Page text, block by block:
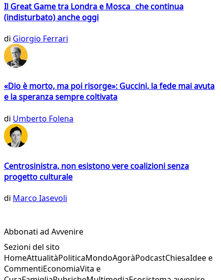
Il Great Game tra Londra e Mosca che continua
(indisturbato) anche oggi
di Giorgio Ferrari
«Dio è morto, ma poi risorge»: Guccini, la fede mai avuta
e la speranza sempre coltivata
di Umberto Folena
Centrosinistra, non esistono vere coalizioni senza
progetto culturale
di Marco Iasevoli
Abbonati ad Avvenire
Sezioni del sito
HomeAttualitàPoliticaMondoAgoràPodcastChiesaIdee e
CommentiEconomiaVita e